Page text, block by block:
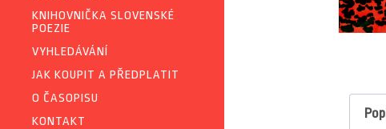
KNIHOVNIČKA SLOVENSKÉ
POEZIE
VYHLEDÁVÁNÍ
JAK KOUPIT A PŘEDPLATIT
O ČASOPISU
KONTAKT